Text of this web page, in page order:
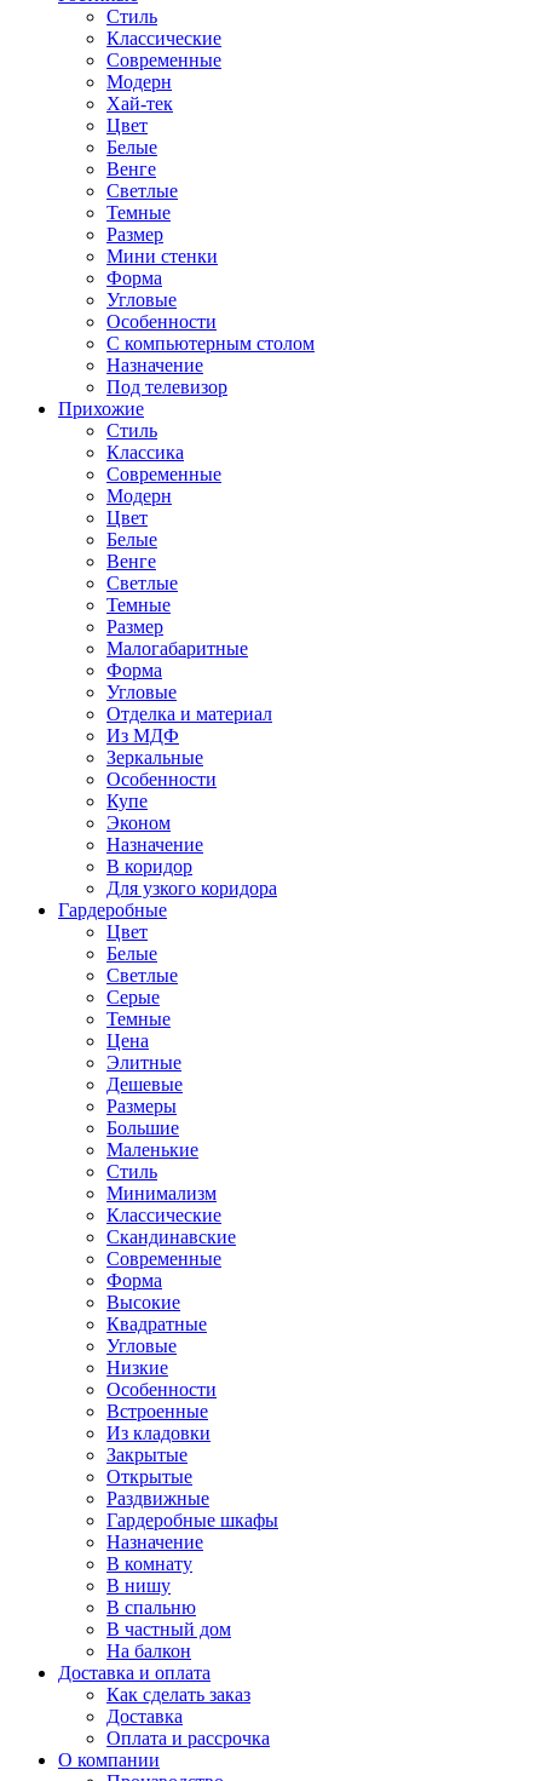
Стиль
Классические
Современные
Модерн
Хай-тек
Цвет
Белые
Венге
Светлые
Темные
Размер
Мини стенки
Форма
Угловые
Особенности
С компьютерным столом
Назначение
Под телевизор
Прихожие
Стиль
Классика
Современные
Модерн
Цвет
Белые
Венге
Светлые
Темные
Размер
Малогабаритные
Форма
Угловые
Отделка и материал
Из МДФ
Зеркальные
Особенности
Купе
Эконом
Назначение
В коридор
Для узкого коридора
Гардеробные
Цвет
Белые
Светлые
Серые
Темные
Цена
Элитные
Дешевые
Размеры
Большие
Маленькие
Стиль
Минимализм
Классические
Скандинавские
Современные
Форма
Высокие
Квадратные
Угловые
Низкие
Особенности
Встроенные
Из кладовки
Закрытые
Открытые
Раздвижные
Гардеробные шкафы
Назначение
В комнату
В нишу
В спальню
В частный дом
На балкон
Доставка и оплата
Как сделать заказ
Доставка
Оплата и рассрочка
О компании